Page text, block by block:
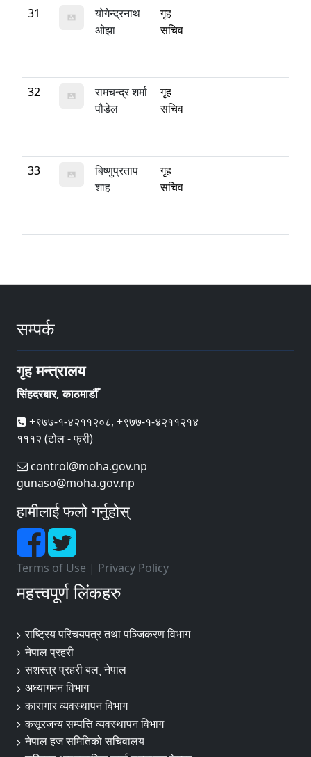
31
योगेन्द्रनाथ
ओझा
गृह
सचिव
32
रामचन्द्र शर्मा
पौडेल
गृह
सचिव
33
बिष्णुप्रताप
शाह
गृह
सचिव
सम्पर्क
गृह मन्त्रालय
सिंहदरबार, काठमाडौँ
+९७७-१-४२११२०८, +९७७-१-४२११२१४
१११२ (टोल - फ्री)
control@moha.gov.np
gunaso@moha.gov.np
हामीलाई फलो गर्नुहोस्
Terms of Use | Privacy Policy
महत्त्वपूर्ण लिंकहरु
राष्ट्रिय परिचयपत्र तथा पञ्‍जिकरण विभाग
नेपाल प्रहरी
सशस्त्र प्रहरी बल¸ नेपाल
अध्यागमन विभाग
कारागार व्यवस्थापन विभाग
कसूरजन्य सम्पत्ति व्यवस्थापन विभाग
नेपाल हज समितिको सचिवालय